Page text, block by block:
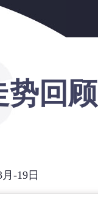
势回顾
月-19日